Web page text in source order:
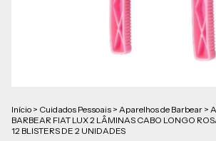
Início > Cuidados Pessoais > Aparelhos de Barbear >
BARBEAR FIAT LUX 2 LÂMINAS CABO LONGO
12 BLISTERS DE 2 UNIDADES